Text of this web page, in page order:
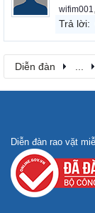
wifim001
Trả lời:
Diễn đàn ...
Diễn đàn rao vặt